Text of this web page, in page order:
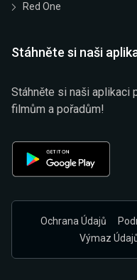
Red One
Stáhněte si naši
Stáhněte si naši aplikaci
filmům a pořadům!
Ochrana Údajů
Výmaz